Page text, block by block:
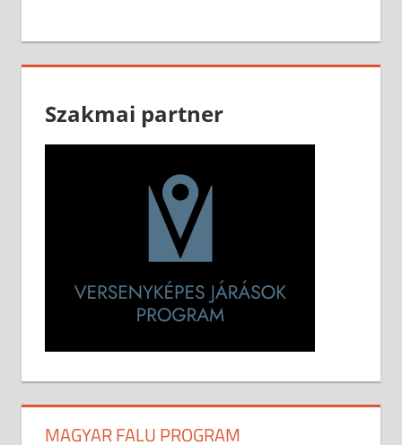
Szakmai partner
MAGYAR FALU PROGRAM